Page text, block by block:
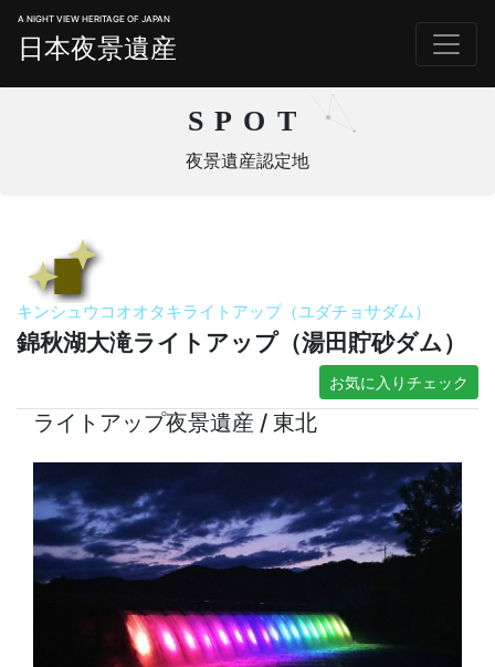
A NIGHT VIEW HERITAGE OF JAPAN
日本夜景遺産
SPOT
夜景遺産認定地
キンシュウコオオタキライトアップ（ユダチョサダム）
錦秋湖大滝ライトアップ（湯田貯砂ダム）
お気に入りチェック
ライトアップ夜景遺産 / 東北